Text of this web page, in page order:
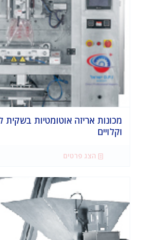
מכונות אריזה אוטומטיות בשקית
וקלויים
הצג פרטים